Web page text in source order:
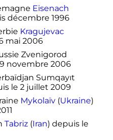
Eisenach
décembre 1996
Kragujevac
mai 2006
Zvenigorod
9 novembre 2006
Sumqayıt
le 2 juillet 2009
Mykolaïv (Ukraine)
Tabriz (Iran) depuis le